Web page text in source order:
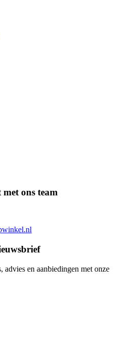
ons team
en aanbiedingen met onze